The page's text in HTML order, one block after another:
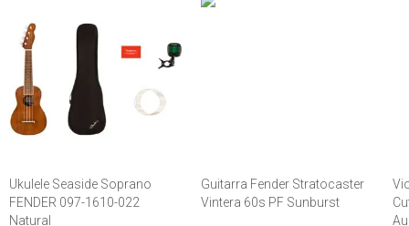
Ukulele Seaside Soprano
FENDER 097-1610-022
Natural
Guitarra Fender Stratocaster
Vintera 60s PF Sunburst